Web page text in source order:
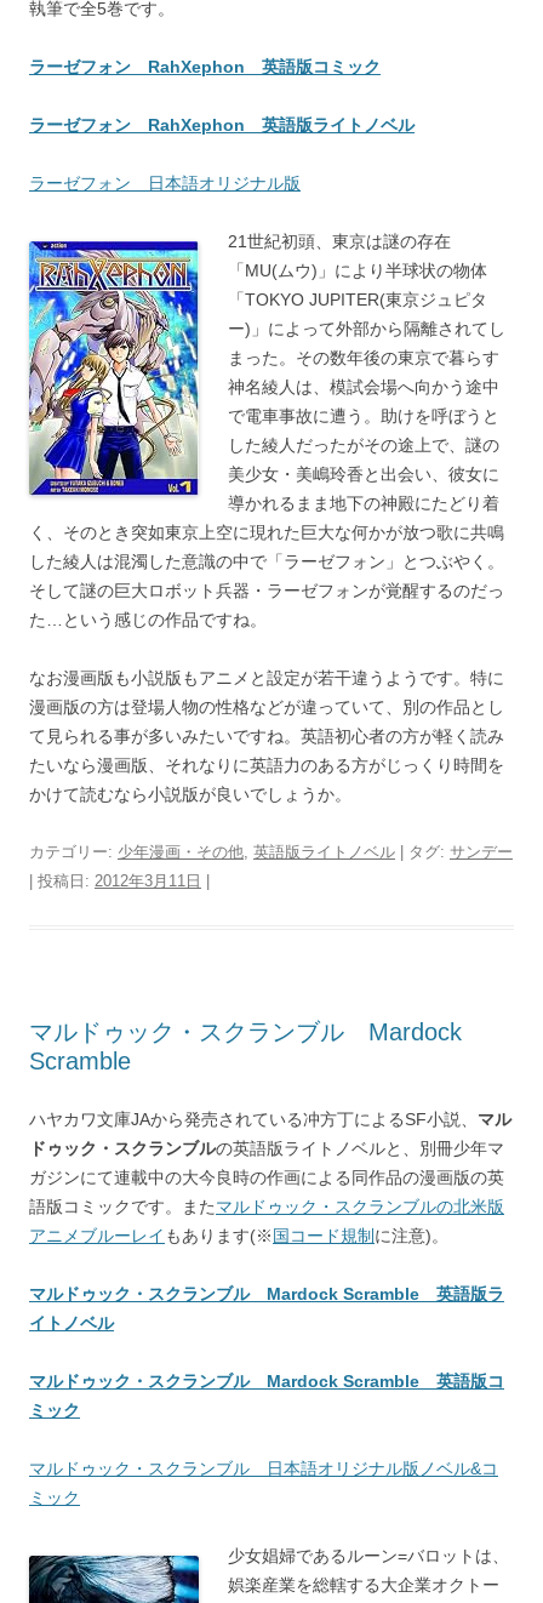
執筆で全5巻です。
ラーゼフォン RahXephon 英語版コミック
ラーゼフォン RahXephon 英語版ライトノベル
ラーゼフォン 日本語オリジナル版
21世紀初頭、東京は謎の存在
「MU(ムウ)」により半球状の物体
「TOKYO JUPITER(東京ジュピタ
ー)」によって外部から隔離されてし
まった。その数年後の東京で暮らす
神名綾人は、模試会場へ向かう途中
で電車事故に遭う。助けを呼ぼうと
した綾人だったがその途上で、謎の
美少女・美嶋玲香と出会い、彼女に
導かれるまま地下の神殿にたどり着
く、そのとき突如東京上空に現れた巨大な何かが放つ歌に共鳴
した綾人は混濁した意識の中で「ラーゼフォン」とつぶやく。
そして謎の巨大ロボット兵器・ラーゼフォンが覚醒するのだっ
た…という感じの作品ですね。
なお漫画版も小説版もアニメと設定が若干違うようです。特に
漫画版の方は登場人物の性格などが違っていて、別の作品とし
て見られる事が多いみたいですね。英語初心者の方が軽く読み
たいなら漫画版、それなりに英語力のある方がじっくり時間を
かけて読むなら小説版が良いでしょうか。
カテゴリー: 少年漫画・その他, 英語版ライトノベル | タグ: サンデー
| 投稿日: 2012年3月11日
マルドゥック・スクランブル Mardock
Scramble
ハヤカワ文庫JAから発売されている冲方丁によるSF小説、 マル
ドゥック・スクランブルの英語版ライトノベルと、別冊少年マ
ガジンにて連載中の大今良時の作画による同作品の漫画版の英
語版コミックです。またマルドゥック・スクランブルの北米版
アニメブルーレイ もあります(※ 国コード規制 に注意)。
マルドゥック・スクランブル Mardock Scramble 英語版ラ
イトノベル
マルドゥック・スクランブル Mardock Scramble 英語版コ
ミック
マルドゥック・スクランブル 日本語オリジナル版ノベル&コ
ミック
少女娼婦であるルーン=バロットは、
娯楽産業を総轄する大企業オクトー